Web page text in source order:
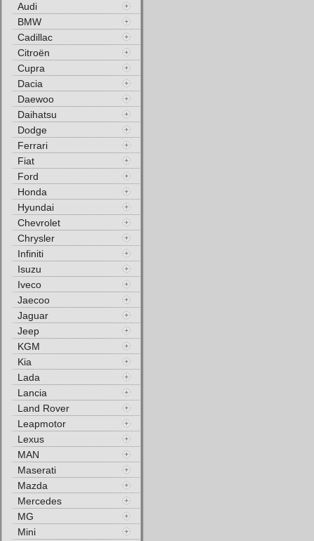
Audi
BMW
Cadillac
Citroën
Cupra
Dacia
Daewoo
Daihatsu
Dodge
Ferrari
Fiat
Ford
Honda
Hyundai
Chevrolet
Chrysler
Infiniti
Isuzu
Iveco
Jaecoo
Jaguar
Jeep
KGM
Kia
Lada
Lancia
Land Rover
Leapmotor
Lexus
MAN
Maserati
Mazda
Mercedes
MG
Mini